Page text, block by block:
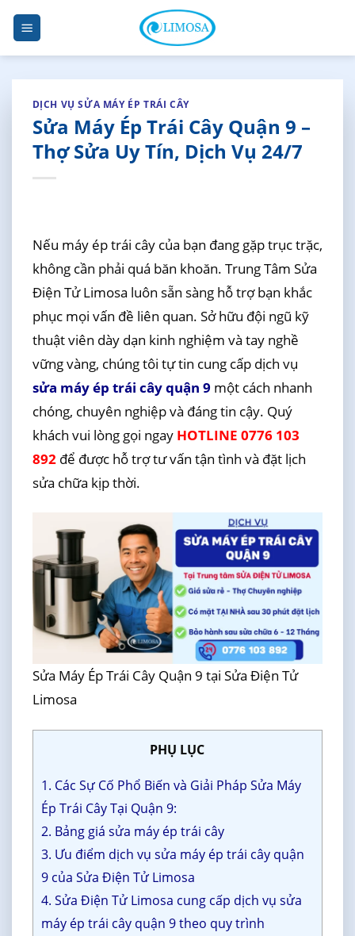
Skip
content
DỊCH VỤ SỬA MÁY ÉP TRÁI CÂY
Sửa Máy Ép Trái Cây Quận 9 –
Thợ Sửa Uy Tín, Dịch Vụ 24/7
Nếu máy ép trái cây của bạn đang gặp trục trặc,
không cần phải quá băn khoăn. Trung Tâm Sửa
Điện Tử Limosa luôn sẵn sàng hỗ trợ bạn khắc
phục mọi vấn đề liên quan. Sở hữu đội ngũ kỹ
thuật viên dày dạn kinh nghiệm và tay nghề
vững vàng, chúng tôi tự tin cung cấp dịch vụ
sửa máy ép trái cây quận 9 một cách nhanh
chóng, chuyên nghiệp và đáng tin cậy. Quý
khách vui lòng gọi ngay HOTLINE 0776 103
892để được hỗ trợ tư vấn tận tình và đặt lịch
sửa chữa kịp thời.
Sửa Máy Ép Trái Cây Quận 9 tại Sửa Điện Tử
Limosa
PHỤ LỤC
1. Các Sự Cố Phổ Biến và Giải Pháp Sửa Máy
Ép Trái Cây Tại Quận 9:
2. Bảng giá sửa máy ép trái cây
3. Ưu điểm dịch vụ sửa máy ép trái cây quận
9 của Sửa Điện Tử Limosa
4. Sửa Điện Tử Limosa cung cấp dịch vụ sửa
máy ép trái cây quận 9 theo quy trình